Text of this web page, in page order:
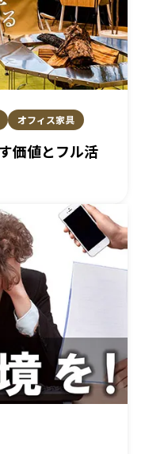
オフィス家具
価値とフル活